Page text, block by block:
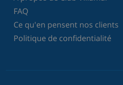
FAQ
Ce qu'en pensent nos clients
Politique de confidentialité